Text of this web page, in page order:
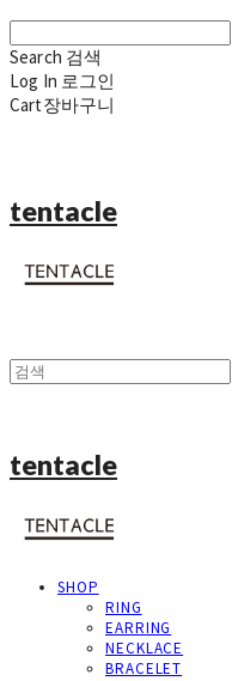
Search 검색
Log In 로그인
Cart장바구니
tentacle
tentacle
SHOP
RING
EARRING
NECKLACE
BRACELET